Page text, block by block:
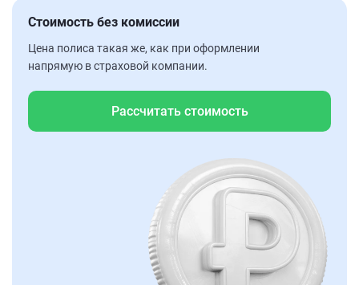
Стоимость без комиссии
Цена полиса такая же, как при оформлении
напрямую в страховой компании.
Рассчитать стоимость